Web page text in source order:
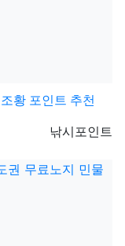
황 포인트 추천
등록자
낚시포인트